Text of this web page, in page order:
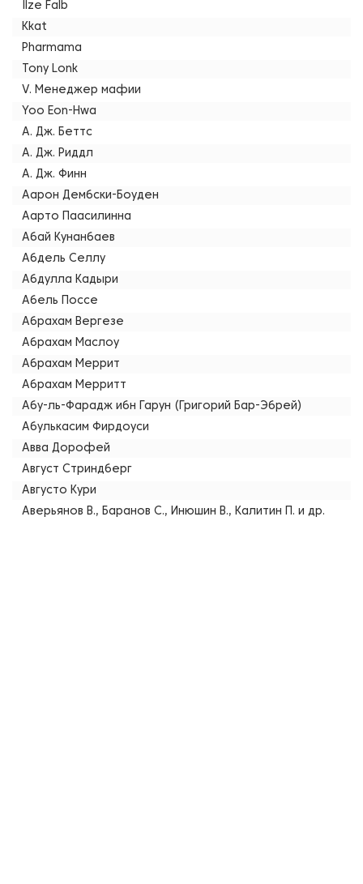
Ilze Falb
Kkat
Pharmama
Tony Lonk
V. Менеджер мафии
Yoo Eon-Hwa
А. Дж. Беттс
А. Дж. Риддл
А. Дж. Финн
Аарон Дембски-Боуден
Аарто Паасилинна
Абай Кунанбаев
Абдель Селлу
Абдулла Кадыри
Абель Поссе
Абрахам Вергезе
Абрахам Маслоу
Абрахам Меррит
Абрахам Мерритт
Абу-ль-Фарадж ибн Гарун (Григорий Бар-Эбрей)
Абулькасим Фирдоуси
Авва Дорофей
Август Стриндберг
Августо Кури
Аверьянов В., Баранов С., Инюшин В., Калитин П. и др.